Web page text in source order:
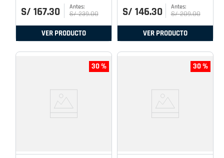
S/ 167.30 S/ 239.00
VER PRODUCTO
S/ 146.30 S/ 209.00
VER PRODUCTO
30 % 30 %